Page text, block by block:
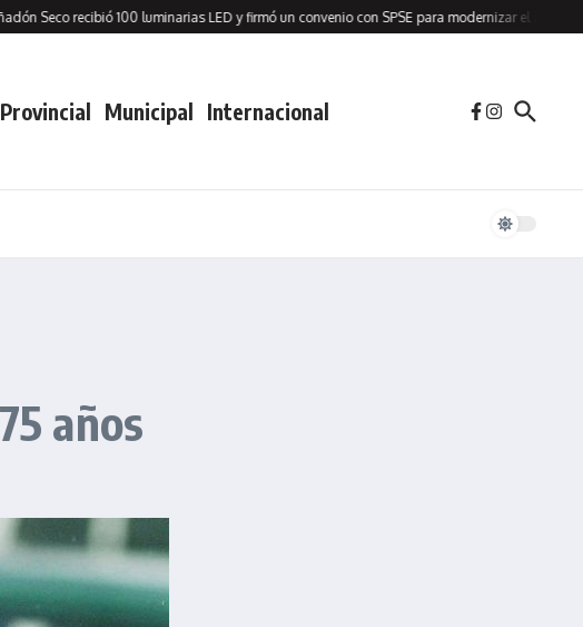
Seco recibió 100 luminarias LED y firmó un convenio con SPSE para modernizar el alumbrado
Provincial Municipal Internacional
años